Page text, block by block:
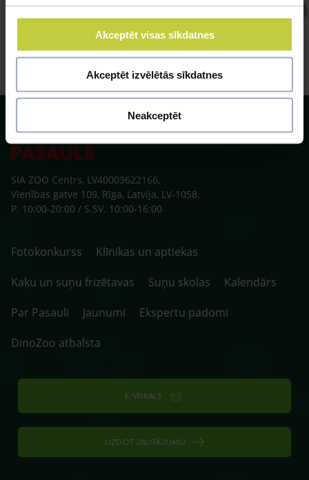
Akceptēt visas sīkdatnes
Akceptēt izvēlētās sīkdatnes
Neakceptēt
Atbild Veterinārārsts,
Veterinārārsts
SIA ZOO Centrs, LV40003622166,
Vienības gatve 109, Rīga, Latvija, LV-1058.
P. 10:00-20:00 / S.SV. 10:00-16:00
Fotokonkurss
Klīnikas un aptiekas
Kaķu un suņu frizētavas
Suņu skolas
Kalendārs
Par Pasauli
Jaunumi
Ekspertu padomi
DinoZoo atbalsta
E-VEIKALS
UZDOT JAUTĀJUMU